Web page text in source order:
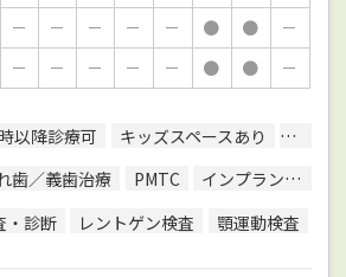
－ － － － － ● ●
－
－ － － － － ● ● －
以降診療可 キッズスペースあり
バリア
歯／義歯治療 PMTC
インプラント治療
・診断
レントゲン検査 顎運動検査